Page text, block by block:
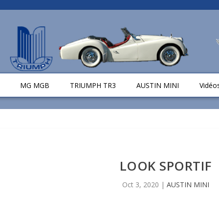
MG MGB TRIUMPH TR3 AUSTIN MINI
LOOK SPORTIF
Oct 3, 2020 | AUSTIN MINI